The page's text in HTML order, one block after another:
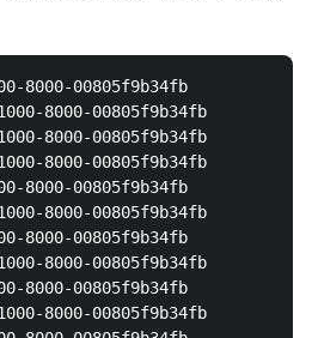
8000-00805f9b34fb
8000-00805f9b34fb
8000-00805f9b34fb
8000-00805f9b34fb
8000-00805f9b34fb
8000-00805f9b34fb
8000-00805f9b34fb
8000-00805f9b34fb
8000-00805f9b34fb
8000-00805f9b34fb